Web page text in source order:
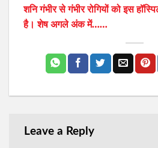
शनि गंभीर से गंभीर रोगियों को इस
है। शेष अगले अंक में……
Leave a Reply